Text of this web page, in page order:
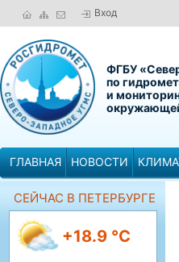
Вход
ФГБУ
по
и
ГЛАВНАЯ НОВОСТИ
СЕЙЧАС В ПЕТЕРБУРГЕ
+18.9 °C